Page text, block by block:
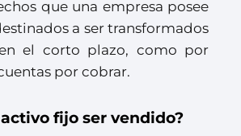
que una empresa posee
a ser transformados
el corto plazo, como por
por cobrar.
fijo ser vendido?